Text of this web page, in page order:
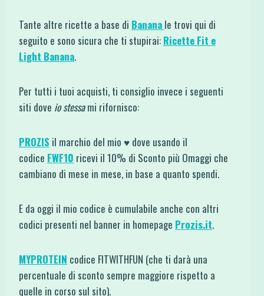
Tante altre ricette a base di Banana le trovi qui di
seguito e sono sicura che ti stupirai: Ricette Fit e
Light Banana.
Per tutti i tuoi acquisti, ti consiglio invece i seguenti
siti dove io stessami rifornisco:
PROZIS il marchio del mio ♥ dove usando il
codice FWF10 ricevi il 10% di Sconto più Omaggi che
cambiano di mese in mese, in base a quanto spendi.
E da oggi il mio codice è cumulabile anche con altri
codici presenti nel banner in homepage Prozis.it.
MYPROTEIN codice FITWITHFUN (che ti darà una
percentuale di sconto sempre maggiore rispetto a
quelle in corso sul sito).